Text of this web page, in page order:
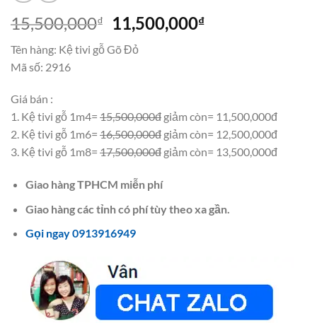
15,500,000₫
Giá
gốc
là:
11,500,000₫Giá
Tên hàng: Kệ tivi gỗ Gõ Đỏ
Mã số: 2916
Giá bán :
1. Kệ tivi gỗ 1m4= 15,500,000đ giảm còn= 11,500,000đ
2. Kệ tivi gỗ 1m6= 16,500,000đ giảm còn= 12,500,000đ
3. Kệ tivi gỗ 1m8= 17,500,000đ giảm còn= 13,500,000đ
Giao hàng TPHCM miễn phí
Giao hàng các tỉnh có phí tùy theo xa gần.
Gọi ngay 0913916949